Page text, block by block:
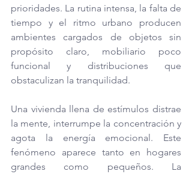
prioridades. La rutina intensa, la falta de
tiempo y el ritmo urbano producen
ambientes cargados de objetos sin
propósito claro, mobiliario poco
funcional y distribuciones que
obstaculizan la tranquilidad.
Una vivienda llena de estímulos distrae
la mente, interrumpe la concentración y
agota la energía emocional. Este
fenómeno aparece tanto en hogares
grandes como pequeños. La